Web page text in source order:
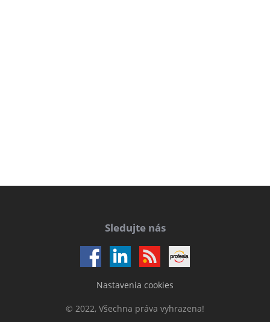
Sledujte nás
Nastavenia cookies
© 2022, Všechna práva vyhrazena!